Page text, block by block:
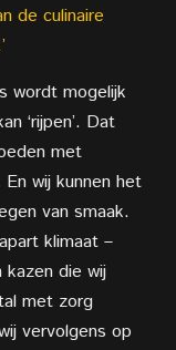
de culinaire
wordt mogelijk
‘rijpen’. Dat
met
wij kunnen het
van smaak.
klimaat –
kazen die wij
met zorg
vervolgens op